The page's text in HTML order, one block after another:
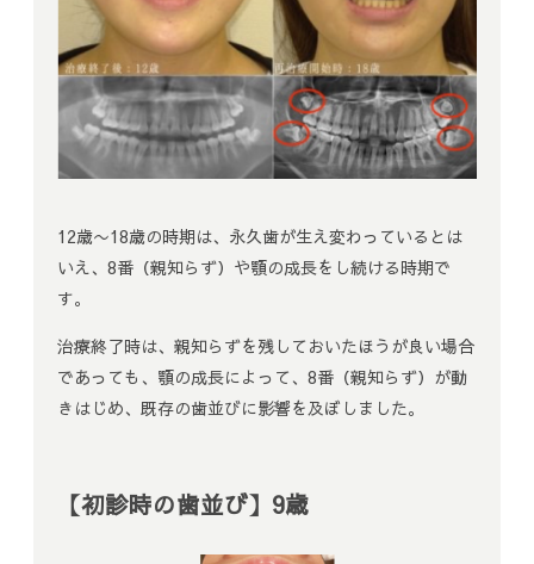
12歳〜18歳の時期は、永久歯が生え変わっているとは
いえ、8番（親知らず）や顎の成長をし続ける時期で
す。
治療終了時は、親知らずを残しておいたほうが良い場合
であっても、顎の成長によって、8番（親知らず）が動
きはじめ、既存の歯並びに影響を及ぼしました。
【初診時の歯並び】9歳